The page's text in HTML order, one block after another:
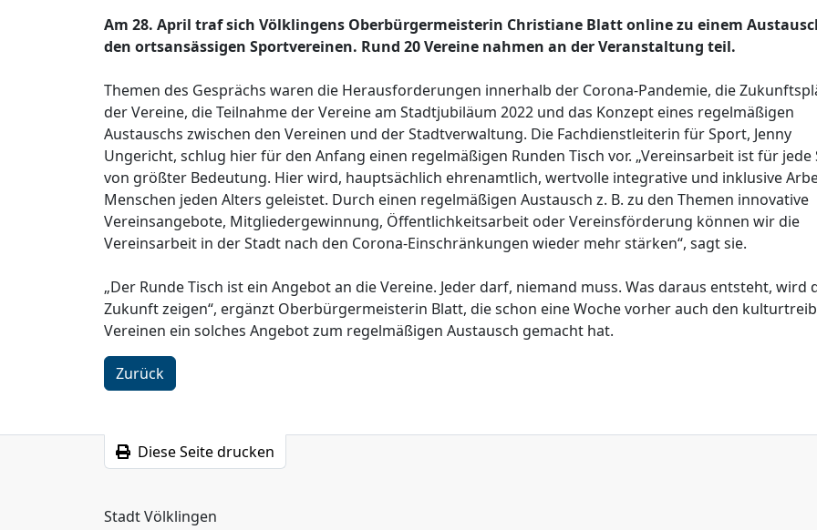
Am 28. April traf sich Völklingens Oberbürgermeisterin Christiane Blatt online zu einem
den ortsansässigen Sportvereinen. Rund 20 Vereine nahmen an der Veranstaltung teil.
Themen des Gesprächs waren die Herausforderungen innerhalb der Corona-Pandemie, die
der Vereine, die Teilnahme der Vereine am Stadtjubiläum 2022 und das Konzept eines regelmäßigen
Austauschs zwischen den Vereinen und der Stadtverwaltung. Die Fachdienstleiterin für Sport, Jenny
Ungericht, schlug hier für den Anfang einen regelmäßigen Runden Tisch vor. „Vereinsarbeit ist für jede
von größter Bedeutung. Hier wird, hauptsächlich ehrenamtlich, wertvolle integrative und inklusive
Menschen jeden Alters geleistet. Durch einen regelmäßigen Austausch z. B. zu den Themen innovative
Vereinsangebote, Mitgliedergewinnung, Öffentlichkeitsarbeit oder Vereinsförderung können wir die
Vereinsarbeit in der Stadt nach den Corona-Einschränkungen wieder mehr stärken“, sagt sie.
„Der Runde Tisch ist ein Angebot an die Vereine. Jeder darf, niemand muss. Was daraus entsteht, wird
Zukunft zeigen“, ergänzt Oberbürgermeisterin Blatt, die schon eine Woche vorher auch den
Vereinen ein solches Angebot zum regelmäßigen Austausch gemacht hat.
Zurück
Diese Seite drucken
Stadt Völklingen